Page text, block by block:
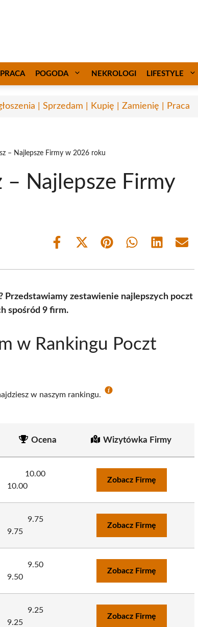
PRACA POGODA NEKROLOGI LIFESTYLE
| Sprzedam | Kupię | Zamienię | Praca
– Najlepsze Firmy w 2026 roku
– Najlepsze Firmy
Share
Share
(Twitter)
Share Share Share Share
zestawienie najlepszych poczt
spośród 9 firm.
w Rankingu Poczt
w naszym rankingu.
Ocena Wizytówka Firmy
10.00
10.00
Zobacz Firmę
9.75
9.75
Zobacz Firmę
9.50
9.50
Zobacz Firmę
9.25
9.25
Zobacz Firmę